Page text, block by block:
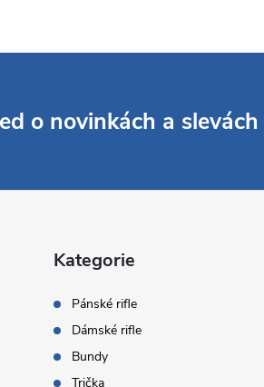
o novinkách a slevách
Kategorie
Pánské rifle
Dámské rifle
Bundy
Trička